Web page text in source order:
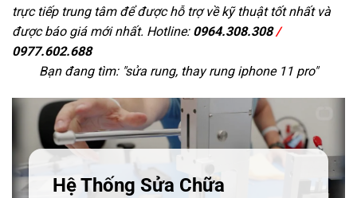
trực tiếp trung tâm để được hỗ trợ về kỹ thuật tốt nhất và
được báo giá mới nhất. Hotline: 0964.308.308/
0977.602.688
Bạn đang tìm: "sửa rung, thay rung iphone 11 pro"
Hệ Thống Sửa Chữa